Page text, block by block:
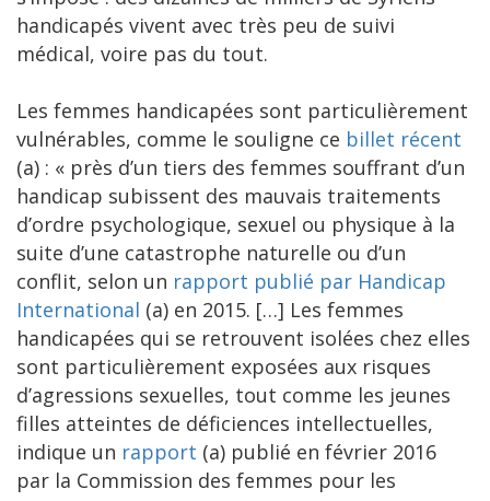
handicapés vivent avec très peu de suivi
médical, voire pas du tout.
Les femmes handicapées sont particulièrement
vulnérables, comme le souligne ce billet récent
(a) : « près d’un tiers des femmes souffrant d’un
handicap subissent des mauvais traitements
d’ordre psychologique, sexuel ou physique à la
suite d’une catastrophe naturelle ou d’un
conflit, selon un rapport publié par Handicap
International (a) en 2015. […] Les femmes
handicapées qui se retrouvent isolées chez elles
sont particulièrement exposées aux risques
d’agressions sexuelles, tout comme les jeunes
filles atteintes de déficiences intellectuelles,
indique un rapport (a) publié en février 2016
par la Commission des femmes pour les